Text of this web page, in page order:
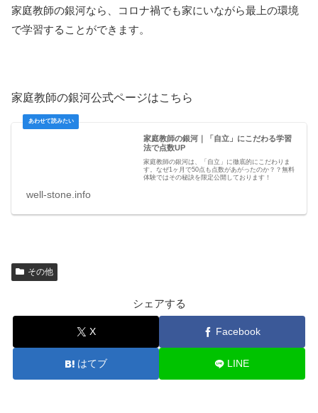
家庭教師の銀河なら、コロナ禍でも家にいながら最上の環境
で学習することができます。
家庭教師の銀河公式ページはこちら
家庭教師の銀河｜「自立」にこだわる学習
法で点数UP
家庭教師の銀河は、「自立」に徹底的にこだわりま
す。なぜ1ヶ月で50点も点数があがったのか？？無料
体験ではその秘訣を限定公開しております！
well-stone.info
その他
シェアする
X Facebook
はてブ LINE